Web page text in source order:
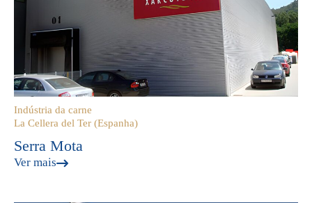
Indústria da carne
La Cellera del Ter (Espanha)
Serra Mota
Ver mais